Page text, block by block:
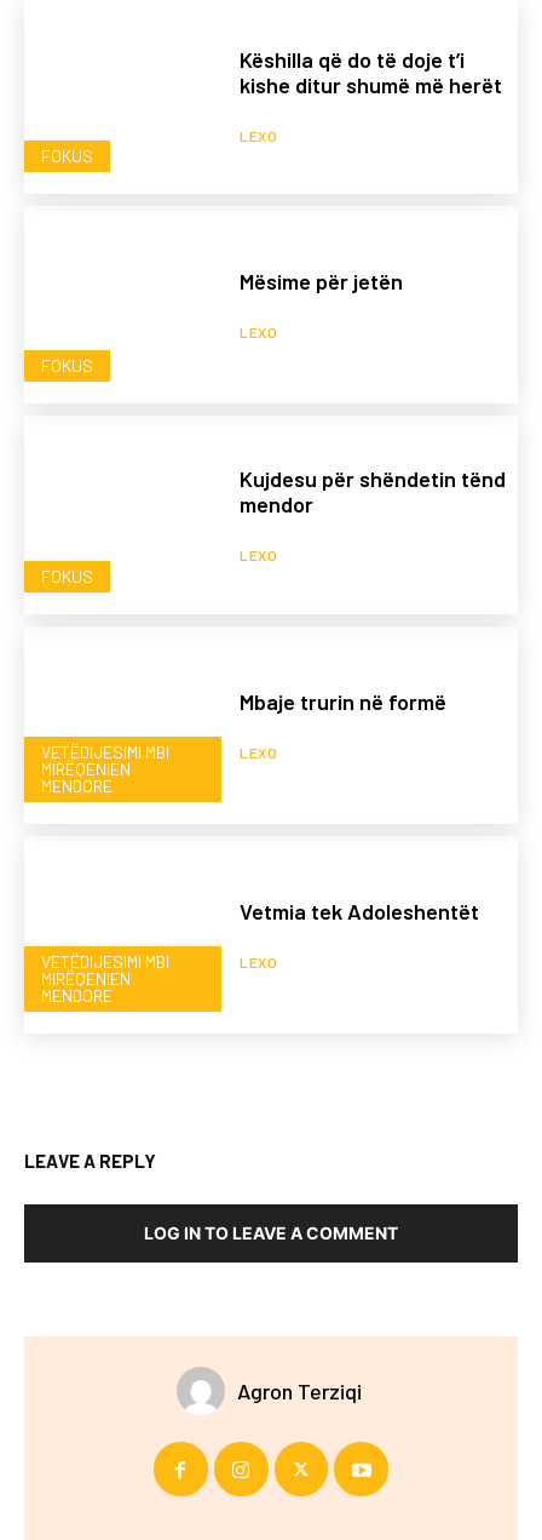
FOKUS
Këshilla që do të doje t’i
kishe ditur shumë më herët
LEXO
FOKUS
Mësime për jetën
LEXO
FOKUS
Kujdesu për shëndetin tënd
mendor
LEXO
VETËDIJESIMI MBI
MIRËQENIEN
MENDORE
Mbaje trurin në formë
LEXO
VETËDIJESIMI MBI
MIRËQENIEN
MENDORE
Vetmia tek Adoleshentët
LEXO
LEAVE A REPLY
LOG IN TO LEAVE A COMMENT
Agron Terziqi